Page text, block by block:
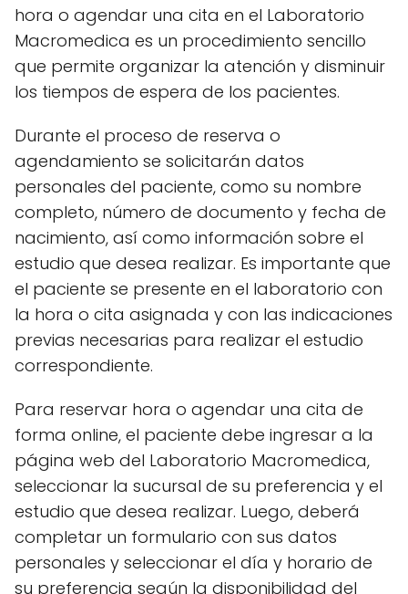
hora o agendar una cita en el Laboratorio
Macromedica es un procedimiento sencillo
que permite organizar la atención y disminuir
los tiempos de espera de los pacientes.
Durante el proceso de reserva o
agendamiento se solicitarán datos
personales del paciente, como su nombre
completo, número de documento y fecha de
nacimiento, así como información sobre el
estudio que desea realizar. Es importante que
el paciente se presente en el laboratorio con
la hora o cita asignada y con las indicaciones
previas necesarias para realizar el estudio
correspondiente.
Para reservar hora o agendar una cita de
forma online, el paciente debe ingresar a la
página web del Laboratorio Macromedica,
seleccionar la sucursal de su preferencia y el
estudio que desea realizar. Luego, deberá
completar un formulario con sus datos
personales y seleccionar el día y horario de
su preferencia según la disponibilidad del